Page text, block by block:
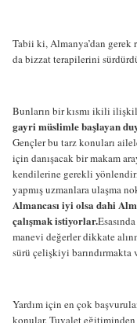
Tabii ki, Almanya’dan gerek
da bizzat terapilerini
Bunların bir kısmı ikili
gayri müslimle başlayan
Gençler bu tarz konuları
için danışacak bir makam
kendilerine gerekli
yapmış uzmanlara ulaşma
Almancası iyi olsa dahi
çalışmak istiyorlar.
manevi değerler dikkate
sürü çelişkiyi barındırmakta
Yardım için en çok
konular. Tuvalet eğitiminden